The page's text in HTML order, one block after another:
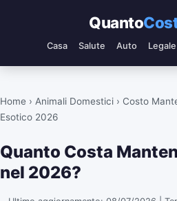
Quanto
Casa Salute Auto Legale
Home › Animali Domestici › Costo
Esotico 2026
Quanto Costa
nel 2026?